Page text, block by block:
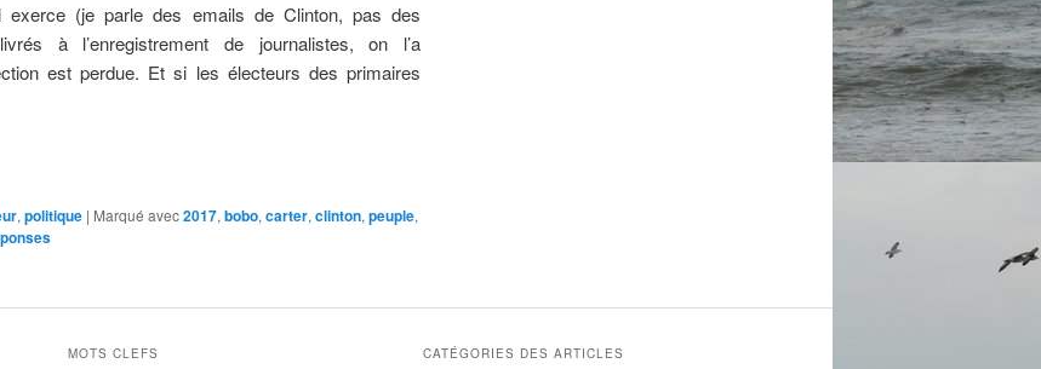
exerce (je parle des emails de Clinton, pas des
à l’enregistrement de journalistes, on l’a
est perdue. Et si les électeurs des primaires
, politique | Marqué avec2017, bobo, carter, clinton, peuple,
MOTS CLEFS CATÉGORIES DES ARTICLES